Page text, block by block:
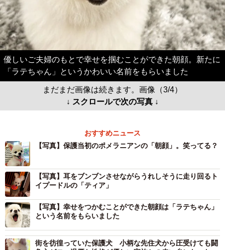
優しいご夫婦のもとで幸せを掴むことができた朝顔。新たに
「ラテちゃん」というかわいい名前をもらいました
まだまだ画像は続きます。画像（3/4）
↓ スクロールで次の写真 ↓
おすすめニュース
【写真】保護当初のポメラニアンの「朝顔」。笑ってる？
【写真】耳をブンブンさせながらうれしそうに走り回るト
イプードルの「ティア」
【写真】幸せをつかむことができた朝顔は「ラテちゃん」
という名前をもらいました
街を彷徨っていた保護犬 小柄な先住犬から圧受けても闘